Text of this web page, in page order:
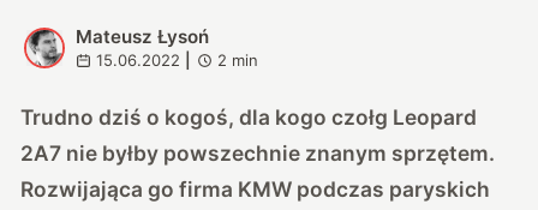
M
Mateusz Łysoń
15.06.2022 2 min
Trudno dziś o kogoś, dla kogo czołg Leopard
2A7 nie byłby powszechnie znanym sprzętem.
Rozwijająca go firma KMW podczas paryskich